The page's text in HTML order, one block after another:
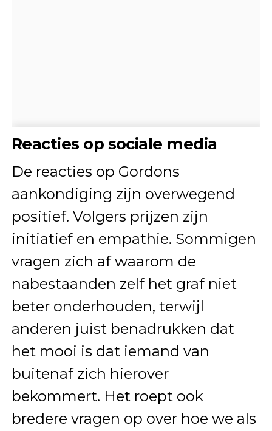
Reacties op sociale media
De reacties op Gordons
aankondiging zijn overwegend
positief. Volgers prijzen zijn
initiatief en empathie. Sommigen
vragen zich af waarom de
nabestaanden zelf het graf niet
beter onderhouden, terwijl
anderen juist benadrukken dat
het mooi is dat iemand van
buitenaf zich hierover
bekommert. Het roept ook
bredere vragen op over hoe we als